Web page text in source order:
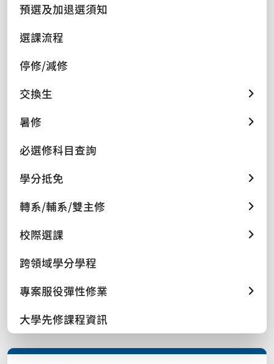
預選及加退選須知
選課流程
停修/減修
交換生
暑修
必選修科目查詢
學分抵免
轉系/輔系/雙主修
校際選課
跨領域學分學程
專案服役彈性修業
大學先修課程資訊